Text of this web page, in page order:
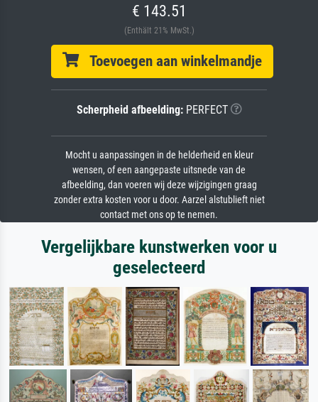
€ 143.51
(Enthält 21% MwSt.)
Toevoegen aan winkelmandje
Scherpheid afbeelding:PERFECT
Mocht u aanpassingen in de helderheid en kleur
wensen, of een aangepaste uitsnede van de
afbeelding, dan voeren wij deze wijzigingen graag
zonder extra kosten voor u door. Aarzel alstublieft niet
contact met ons op te nemen.
Vergelijkbare kunstwerken voor u
geselecteerd